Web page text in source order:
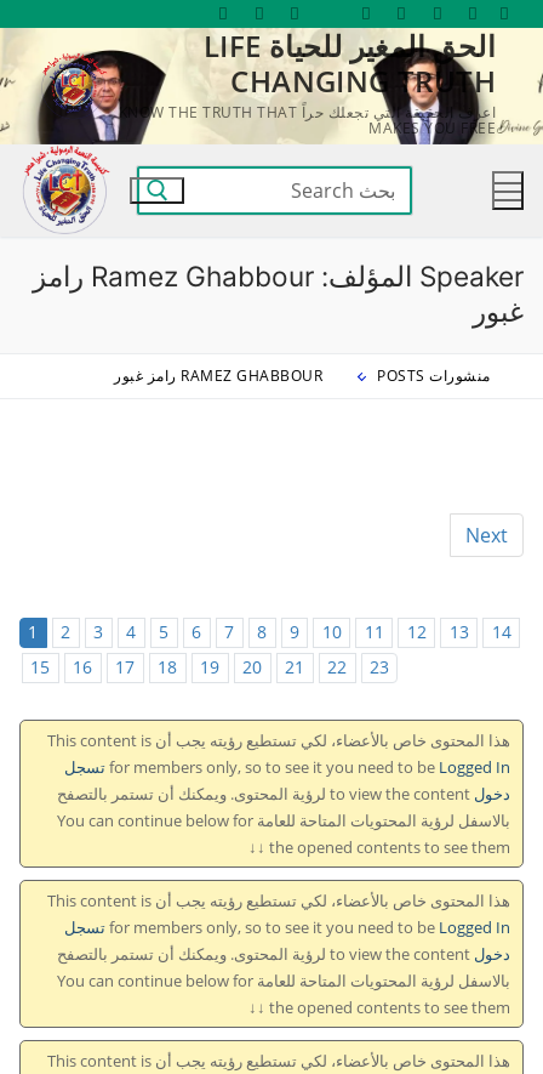
التجاوز
المحتوى
الحق المغير للحياة LIFE
CHANGING TRUTH
اعرف الحقيقة التي تجعلك حراً KNOW THE TRUTH THAT
MAKES YOU FREE
البحث
عن:
Speaker المؤلف:
Ramez Ghabbour رامز
غبور
منشورات POSTS RAMEZ GHABBOUR رامز غبور
Next
1 2 3 4 5 6 7 8 9 10 11 12 13
14
15
16 17 18 19 20 21 22 23
هذا المحتوى خاص بالأعضاء، لكي تستطيع رؤيته يجب أن This content is
for members only, so to see it you need to beLogged In تسجل
دخول
to view the content لرؤية المحتوى. ويمكنك أن تستمر بالتصفح
بالاسفل لرؤية المحتويات المتاحة للعامة You can continue below for
the opened contents to see them ↓↓
هذا المحتوى خاص بالأعضاء، لكي تستطيع رؤيته يجب أن This content is
for members only, so to see it you need to beLogged In تسجل
دخول
to view the content لرؤية المحتوى. ويمكنك أن تستمر بالتصفح
بالاسفل لرؤية المحتويات المتاحة للعامة You can continue below for
the opened contents to see them ↓↓
هذا المحتوى خاص بالأعضاء، لكي تستطيع رؤيته يجب أن This content is